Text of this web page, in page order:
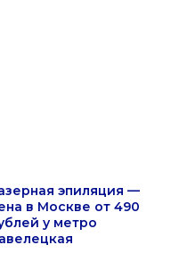
эпиляция —
в Москве от 490
у метро